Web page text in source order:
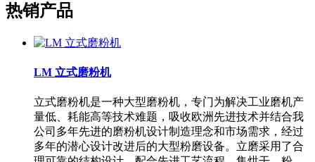
热销产品
LM 立式磨粉机
立式磨粉机是一种大型磨粉机，专门为解决工业磨机产
量低、耗能高等技术难题，吸收欧洲先进技术并结合我
公司多年先进的磨粉机设计制造理念和市场需求，经过
多年的潜心设计改进后的大型粉磨设备。立磨采用了合